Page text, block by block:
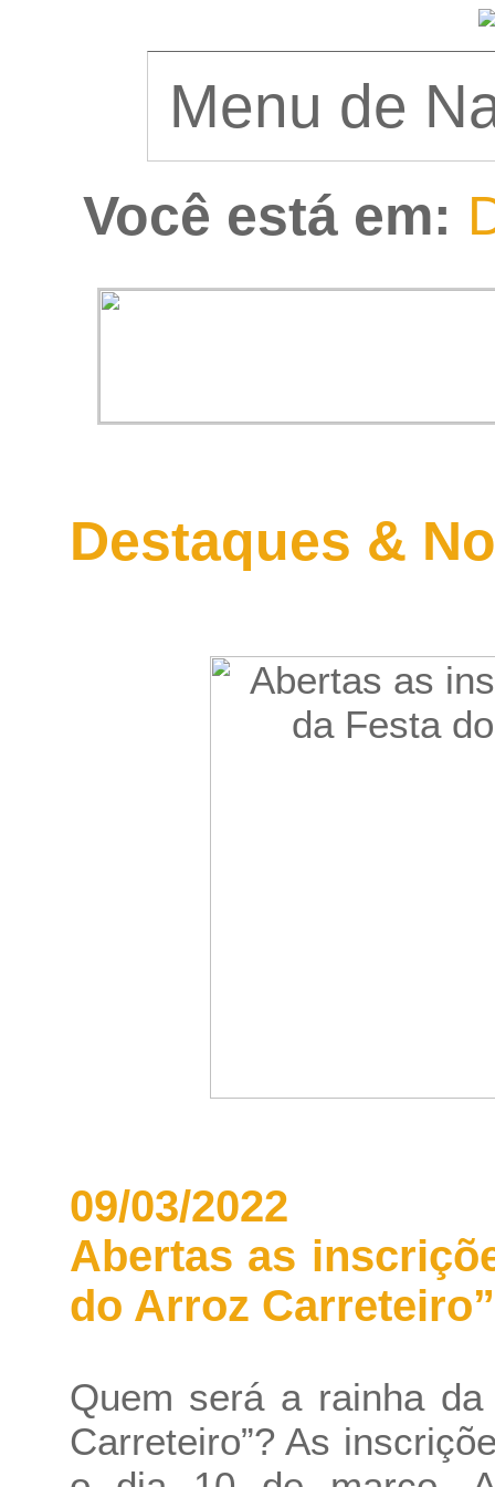
Você está em:
Destaques &
09/03/2022
Abertas as
do Arroz Carreteiro”
Quem será a rainha
Carreteiro”? As